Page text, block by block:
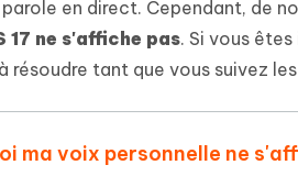
sur
4DDiG - Mac Data
Récupérer les fichiers
clic
sans
Changer l'emplacement
l'IA
Outil Gratuit de Retouche
Tenorshare AI Diagrimo
en diagramme
en direct. Cependant, de
17 ne s'affiche pas. Si vous
résoudre tant que vous suivez
ma voix personnelle ne